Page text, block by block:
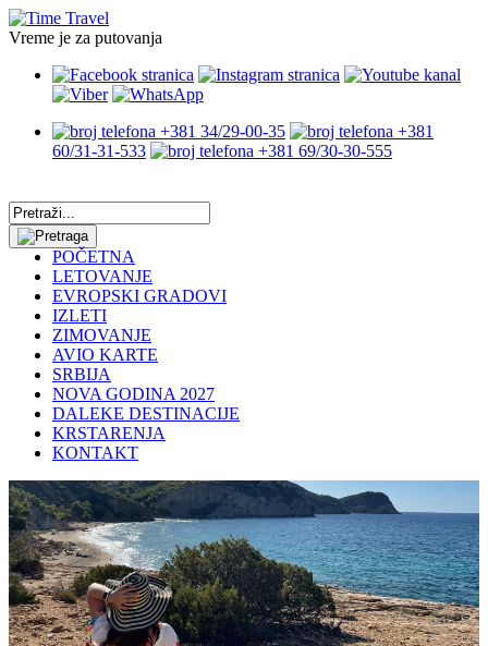
Vreme je za putovanja
+381 34/29-00-35
+381
60/31-31-533
+381 69/30-30-555
POČETNA
LETOVANJE
EVROPSKI GRADOVI
IZLETI
ZIMOVANJE
AVIO KARTE
SRBIJA
NOVA GODINA 2027
DALEKE DESTINACIJE
KRSTARENJA
KONTAKT